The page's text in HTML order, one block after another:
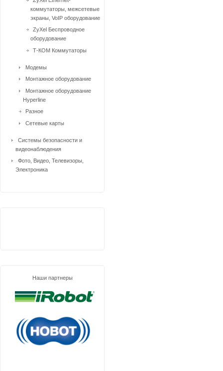
коммутаторы, межсетевые
экраны, VoIP оборудование
ZyXel Беспроводное
оборудование
Т-КОМ Коммутаторы
Модемы
Монтажное оборудование
Монтажное оборудование
Hyperline
Разное
Сетевые карты
Системы безопасности и
видеонаблюдения
Фото, Видео, Телевизоры,
Электроника
Наши партнеры